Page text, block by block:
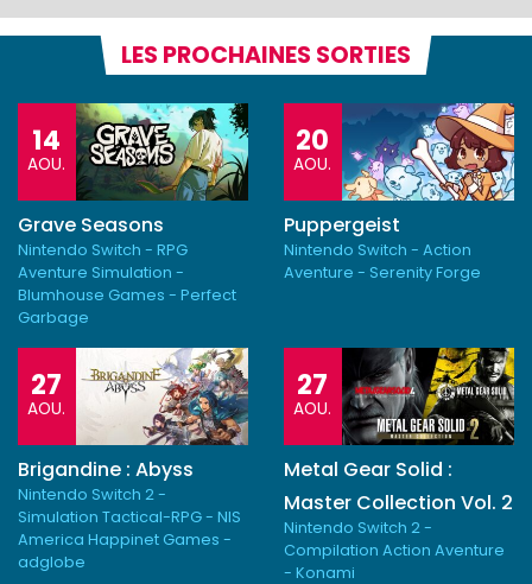
LES PROCHAINES SORTIES
14
AOU.
Grave Seasons
Nintendo Switch - RPG
Aventure Simulation -
Blumhouse Games - Perfect
Garbage
20
AOU.
Puppergeist
Nintendo Switch - Action
Aventure - Serenity Forge
27
AOU.
Brigandine : Abyss
Nintendo Switch 2 -
Simulation Tactical-RPG - NIS
America Happinet Games -
adglobe
27
AOU.
Metal Gear Solid :
Master Collection Vol. 2
Nintendo Switch 2 -
Compilation Action Aventure
- Konami